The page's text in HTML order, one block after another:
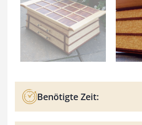
Benötigte Zeit: